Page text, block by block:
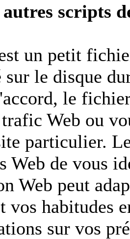
scripts
un petit
sur le disque
le
Web ou
particulier.
Web de vous
Web peut
vos habitudes
sur vos